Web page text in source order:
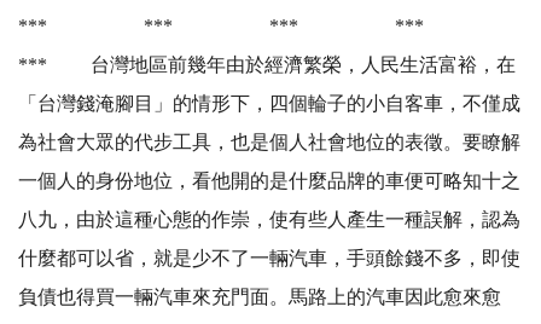
*** *** *** ***
*** 台灣地區前幾年由於經濟繁榮，人民生活富裕，在
「台灣錢淹腳目」的情形下，四個輪子的小自客車，不僅成
為社會大眾的代步工具，也是個人社會地位的表徵。要瞭解
一個人的身份地位，看他開的是什麼品牌的車便可略知十之
八九，由於這種心態的作崇，使有些人產生一種誤解，認為
什麼都可以省，就是少不了一輛汽車，手頭餘錢不多，即使
負債也得買一輛汽車來充門面。馬路上的汽車因此愈來愈